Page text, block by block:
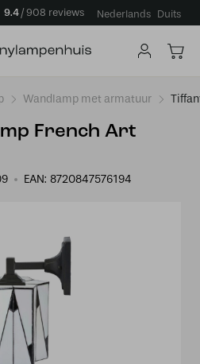
9.4 908 reviews Nederlands Duits
Wandlamp met armatuur
French Art
EAN: 8720847576194